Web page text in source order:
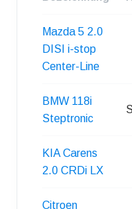
Mazda 5 2.0
DISI i-stop
Center-Line
BMW 118i
Steptronic
KIA Carens
2.0 CRDi LX
Citroen